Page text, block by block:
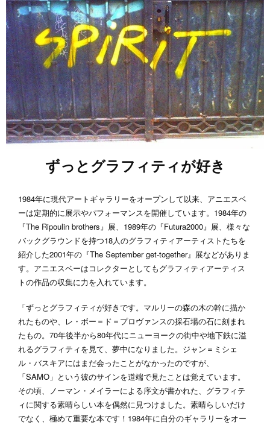
ずっとグラフィティが好き
1984年に現代アートギャラリーをオープンして以来、アニエスベ
ーは定期的に展示やパフォーマンスを開催しています。1984年の
『The Ripoulin brothers』展、1989年の『Futura2000』展、様々な
バックグラウンドを持つ18人のグラフィティアーティストたちを
紹介した2001年の『The September get-together』展などがありま
す。アニエスベーはコレクターとしてもグラフィティアーティス
トの作品の収集に力を入れています。
「ずっとグラフィティが好きです。マルリーの森の木の幹に描か
れたものや、レ・ボー＝ド＝プロヴァンスの採石場の石に刻まれ
たもの。70年後半から80年代にニューヨークの街中や地下鉄に溢
れるグラフィティを見て、夢中になりました。ジャン＝ミシェ
ル・バスキアにはまだ会ったことがなかったのですが、
「SAMO」という彼のサインを道端で見たことは覚えています。
その頃、ノーマン・メイラーによる序文が書かれた、グラフィテ
ィに関する素晴らしい本を偶然に見つけました。素晴らしいだけ
でなく、極めて重要な本です！1984年に自分のギャラリーをオー